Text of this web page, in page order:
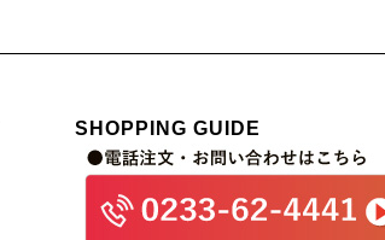
SHOPPING GUIDE